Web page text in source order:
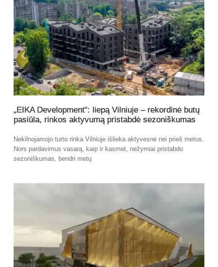
„EIKA Development“: liepą Vilniuje – rekordinė butų
pasiūla, rinkos aktyvumą pristabdė sezoniškumas
Nekilnojamojo turto rinka Vilniuje išlieka aktyvesnė nei prieš metus.
Nors pardavimus vasarą, kaip ir kasmet, nežymiai pristabdo
sezoniškumas, bendri metų